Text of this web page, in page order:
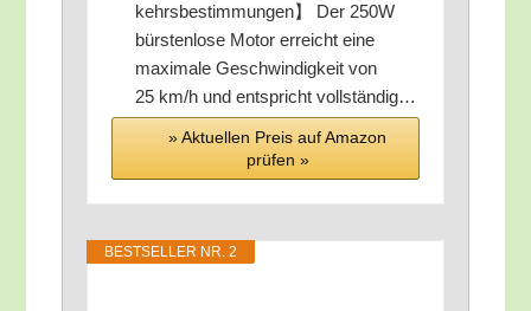
kehrs­be­stim­mun­gen】 Der 250W
bürs­ten­lo­se Motor erreicht eine
maxi­ma­le Geschwin­dig­keit von
25 km/​h und ent­spricht vollständig…
» Aktu­el­len Preis auf Ama­zon
prü­fen »
BEST­SEL­LER NR. 2